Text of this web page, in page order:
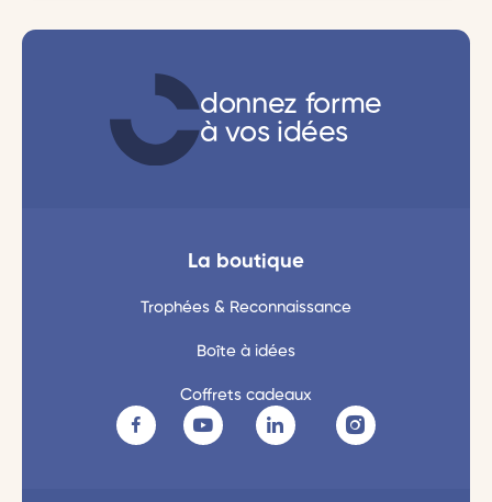
donnez forme
à vos idées
La boutique
Trophées & Reconnaissance
Boîte à idées
Coffrets cadeaux